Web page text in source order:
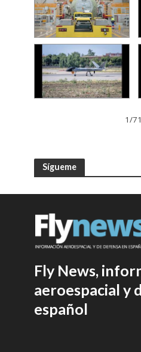
1/71
Sígueme
Fly News,
aeroespacial y
español